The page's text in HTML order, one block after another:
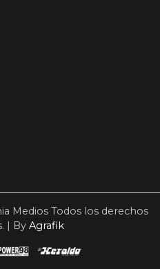
Medios Todos los derechos
| By Agrafik